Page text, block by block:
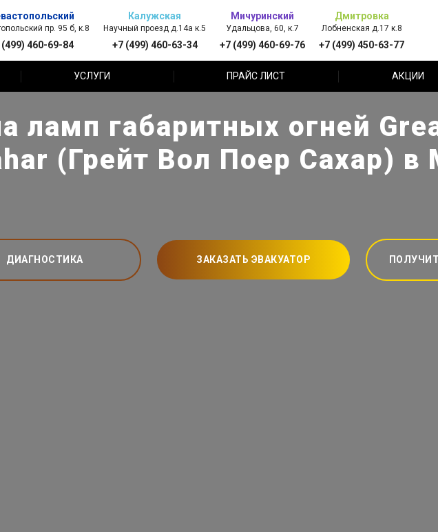
пр. 95 б, к.8
(499) 460-69-84
Калужская
Научный проезд д.14а к.5
+7 (499) 460-63-34
Мичуринский
Удальцова, 60, к.7
+7 (499) 460-69-76
Дмитровка
Лобненская д.17 к.8
+7 (499) 450-63-77
УСЛУГИ ПРАЙС ЛИСТ АКЦИИ
ламп габаритных огней
(Грейт Вол Поер Сахар) в
ДИАГНОСТИКА ЗАКАЗАТЬ ЭВАКУАТОР